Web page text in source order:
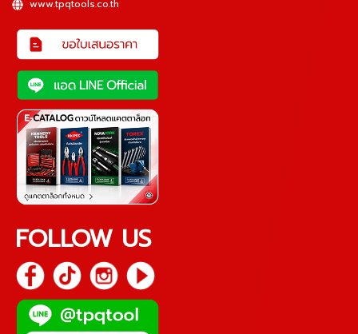
www.tpqtools.co.th
FOLLOW US